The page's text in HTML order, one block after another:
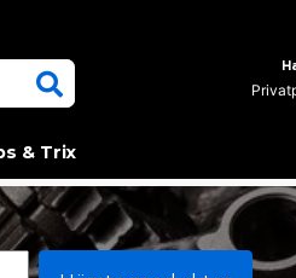
& Trix